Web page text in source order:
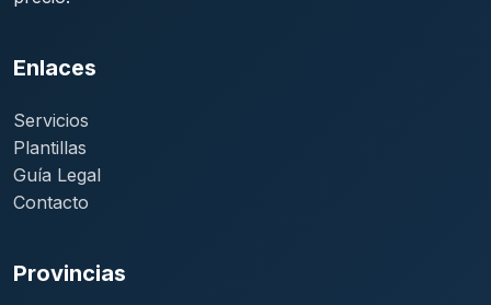
Enlaces
Servicios
Plantillas
Guía Legal
Contacto
Provincias